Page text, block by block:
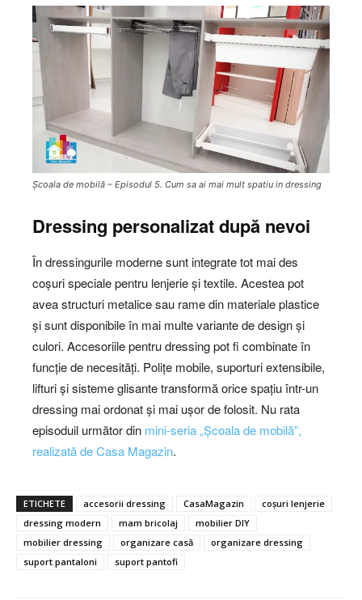
Școala de mobilă – Episodul 5. Cum sa ai mai mult spatiu in dressing
Dressing personalizat după nevoi
În dressingurile moderne sunt integrate tot mai des
coșuri speciale pentru lenjerie și textile. Acestea pot
avea structuri metalice sau rame din materiale plastice
și sunt disponibile în mai multe variante de design și
culori. Accesoriile pentru dressing pot fi combinate în
funcție de necesități. Polițe mobile, suporturi extensibile,
lifturi și sisteme glisante transformă orice spațiu într-un
dressing mai ordonat și mai ușor de folosit. Nu rata
episoduil următor din mini-seria „Școala de mobilă”,
realizată de Casa Magazin.
ETICHETE accesorii dressing CasaMagazin
coșuri lenjerie
dressing modern
mam bricolaj
mobilier DIY
mobilier dressing
organizare casă
organizare dressing
suport pantaloni
suport pantofi